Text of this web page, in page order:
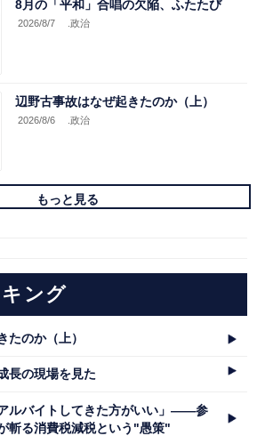
8月の「平和」合唱の欠陥、ふたたび
2026/8/7 .政治
辺野古事故はなぜ起きたのか（上）
2026/8/6 .政治
もっと見る
ング
たのか（上）
長の現場を見た
アルバイトしてきた方がいい」――参
斬る消費税減税という"愚策"